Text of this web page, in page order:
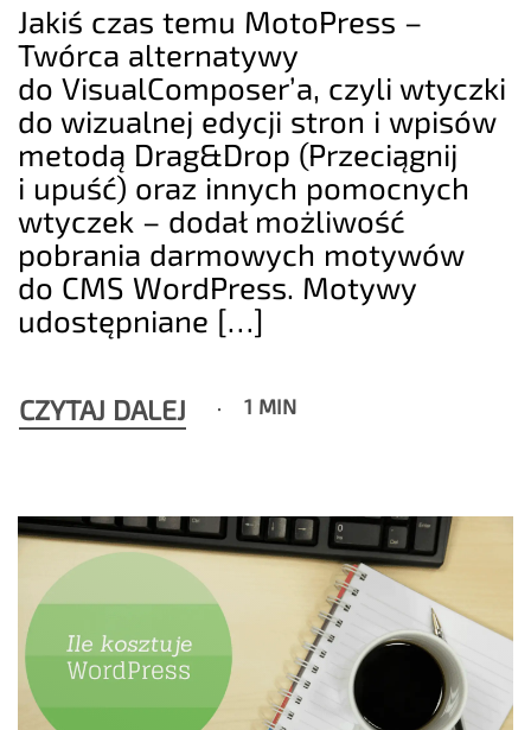
Jakiś czas temu MotoPress –
Twórca alternatywy
do VisualComposer’a, czyli wtyczki
do wizualnej edycji stron i wpisów
metodą Drag&Drop (Przeciągnij
i upuść) oraz innych pomocnych
wtyczek – dodał możliwość
pobrania darmowych motywów
do CMS WordPress. Motywy
udostępniane […]
CZYTAJ DALEJ 1 MIN